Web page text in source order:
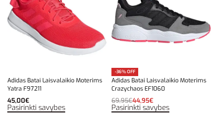
Adidas Batai Laisvalaikio Moterims
Yatra F97211
45,00€
Pasirinkti savybes
-36% OFF
Adidas Batai Laisvalaikio Moterims
Crazychaos EF1060
69,95€44,95€
Pasirinkti savybes